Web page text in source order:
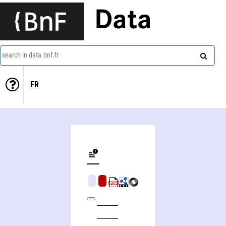
Data
search in data.bnf.fr
FR